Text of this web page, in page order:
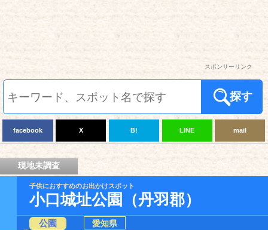
スポンサーリンク
探す
facebook X B! LINE mail
現地未調査
子供におすすめのお出かけスポット
小口城址公園（丹羽郡）
公園
愛知県